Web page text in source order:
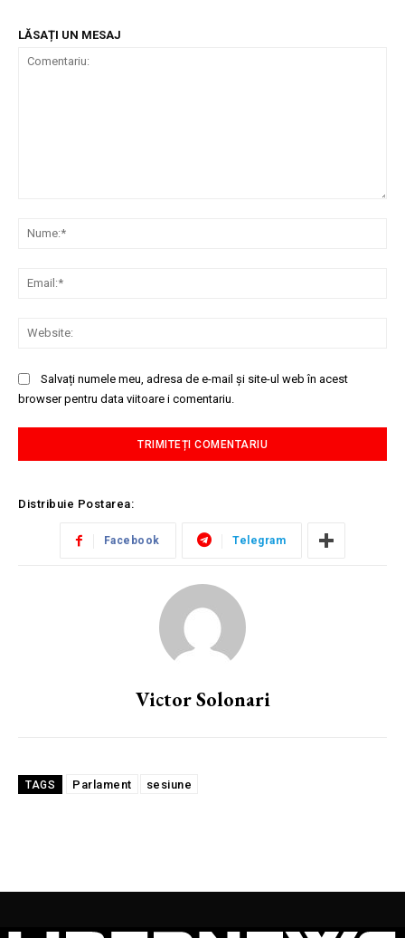
LĂSAȚI UN MESAJ
Salvați numele meu, adresa de e-mail și site-ul web în acest
browser pentru data viitoare i comentariu.
Distribuie Postarea:
Facebook Telegram
Victor Solonari
TAGS Parlament sesiune